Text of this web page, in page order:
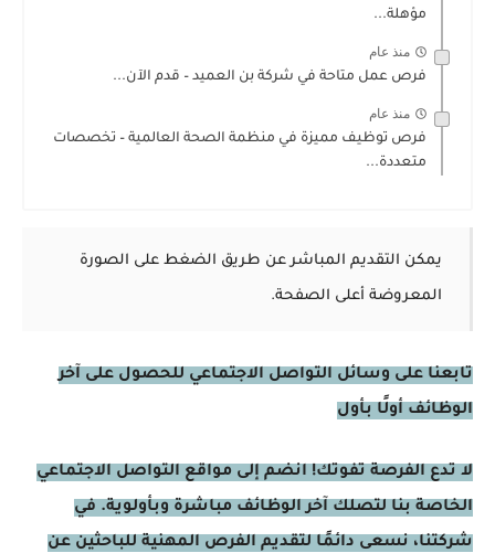
مؤهلة...
منذ عام
فرص عمل متاحة في شركة بن العميد – قدم الآن...
منذ عام
فرص توظيف مميزة في منظمة الصحة العالمية – تخصصات
متعددة...
يمكن التقديم المباشر عن طريق الضغط على الصورة
المعروضة أعلى الصفحة.
تابعنا على وسائل التواصل الاجتماعي للحصول على آخر
الوظائف أولًا بأول
لا تدع الفرصة تفوتك! انضم إلى مواقع التواصل الاجتماعي
الخاصة بنا لتصلك آخر الوظائف مباشرة وبأولوية. في
شركتنا، نسعى دائمًا لتقديم الفرص المهنية للباحثين عن